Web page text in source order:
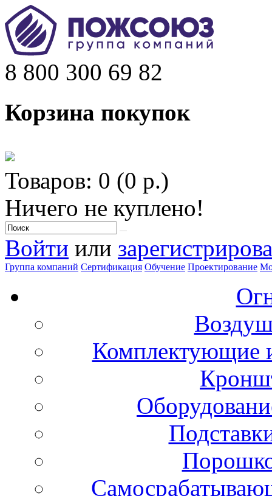
8 800 300 69 82
Корзина покупок
Товаров: 0 (0 р.)
Ничего не куплено!
Войти или
Группа компаний Сертификация Обучение Проектирование
Комплектующие